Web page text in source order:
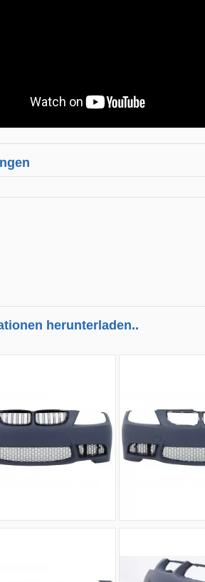
herunterladen..